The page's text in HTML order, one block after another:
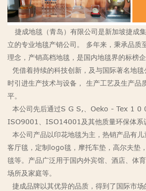
捷成地毯（青岛）有限公司是新加坡捷成
立的专业地毯产销公司。 多年来，秉承品质
理念，产销高档地毯，是国内地毯界的标榜企
凭借着持续的科技创新，及与国际著名地
时引进生产技术与设备， 生产工艺及生产品
平。
本公司先后通过S G S,、Oeko - Tex 1 0
ISO9001、ISO14001及其他质量环保体系
本公司产品以印花地毯为主，热销产品有儿
客厅毯，定制logo毯，摩托车垫，高尔夫垫
毯等。产品广泛用于国内外宾馆、酒店、体
场所及家庭等。
捷成品牌以其优异的品质，得到了国际市